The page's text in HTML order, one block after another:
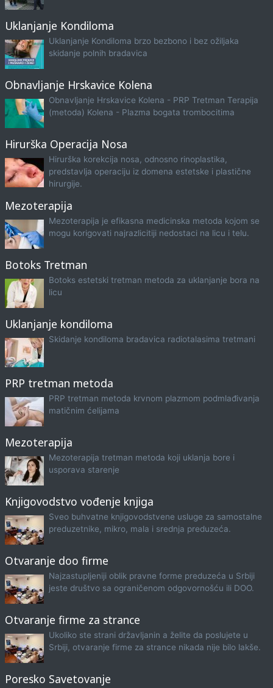
Uklanjanje Kondiloma
Uklanjanje Kondiloma brzo bezbono i bez ožiljaka
skidanje polnih bradavica
Obnavljanje Hrskavice Kolena
Obnavljanje Hrskavice Kolena - PRP Tretman Terapija
(metoda) Kolena - Plazma bogata trombocitima
Hirurška Operacija Nosa
Hirurška korekcija nosa, odnosno rinoplastika,
predstavlja operaciju iz domena estetske i plastične
hirurgije.
Mezoterapija
Mezoterapija je efikasna medicinska metoda kojom se
mogu korigovati najrazlicitiji nedostaci na licu i telu.
Botoks Tretman
Botoks estetski tretman metoda za uklanjanje bora na
licu
Uklanjanje kondiloma
Skidanje kondiloma bradavica radiotalasima tretmani
PRP tretman metoda
PRP tretman metoda krvnom plazmom podmlađivanja
matičnim ćelijama
Mezoterapija
Mezoterapija tretman metoda koji uklanja bore i
usporava starenje
Knjigovodstvo vođenje knjiga
Sveo buhvatne knjigovodstvene usluge za samostalne
preduzetnike, mikro, mala i srednja preduzeća.
Otvaranje doo firme
Najzastupljeniji oblik pravne forme preduzeća u Srbiji
jeste društvo sa ograničenom odgovornošću ili DOO.
Otvaranje firme za strance
Ukoliko ste strani državljanin a želite da poslujete u
Srbiji, otvaranje firme za strance nikada nije bilo lakše.
Poresko Savetovanje